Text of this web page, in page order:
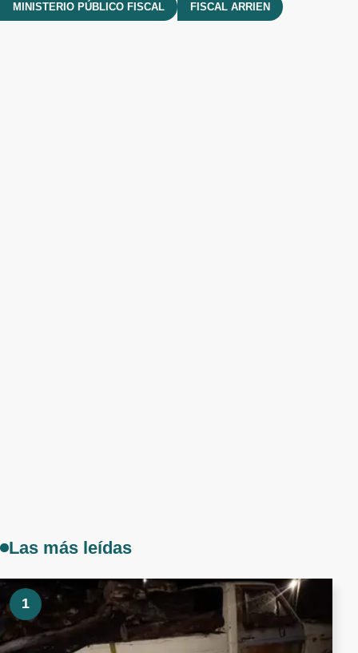
MINISTERIO PÚBLICO FISCAL FISCAL ARRIEN
Las más leídas
1